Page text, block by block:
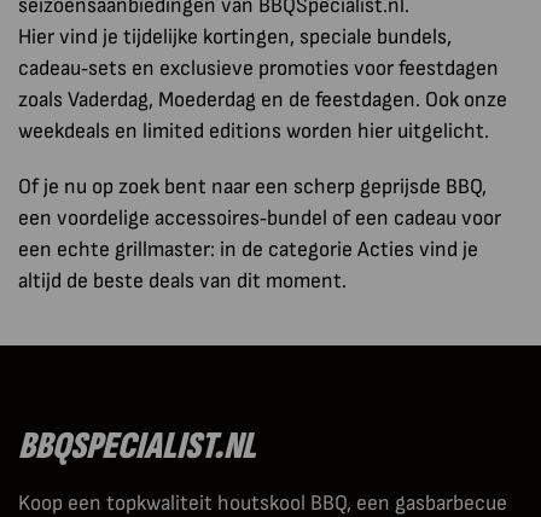
seizoensaanbiedingen van BBQSpecialist.nl.
Hier vind je tijdelijke kortingen, speciale bundels,
cadeau‑sets en exclusieve promoties voor feestdagen
zoals Vaderdag, Moederdag en de feestdagen. Ook onze
weekdeals en limited editions worden hier uitgelicht.
Of je nu op zoek bent naar een scherp geprijsde BBQ,
een voordelige accessoires‑bundel of een cadeau voor
een echte grillmaster: in de categorie Acties vind je
altijd de beste deals van dit moment.
BBQSPECIALIST.NL
Koop een topkwaliteit houtskool BBQ, een gasbarbecue